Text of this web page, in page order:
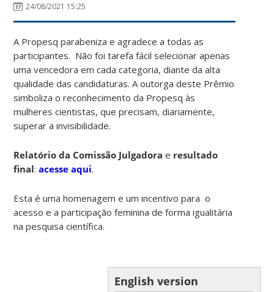
24/08/2021 15:25
A Propesq parabeniza e agradece a todas as
participantes. Não foi tarefa fácil selecionar apenas
uma vencedora em cada categoria, diante da alta
qualidade das candidaturas. A outorga deste Prêmio
simboliza o reconhecimento da Propesq às
mulheres cientistas, que precisam, diariamente,
superar a invisibilidade.
Relatório da Comissão Julgadora e resultado
final:acesse aqui.
Esta é uma homenagem e um incentivo para o
acesso e a participação feminina de forma igualitária
na pesquisa científica.
English version